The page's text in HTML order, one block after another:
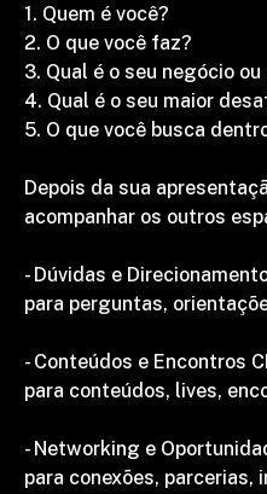
1. Quem é você?
2. O que você faz?
3. Qual é o seu negócio
4. Qual é o seu maior
5. O que você busca
Depois da sua
acompanhar os outros
- Dúvidas e
para perguntas,
- Conteúdos e Encontros
para conteúdos, lives,
- Networking e
para conexões, parcerias,